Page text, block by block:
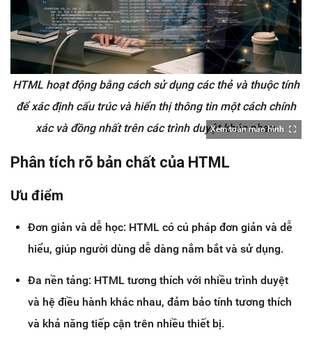
Xem toàn màn hình
HTML hoạt động bằng cách sử dụng các thẻ và thuộc tính
để xác định cấu trúc và hiển thị thông tin một cách chính
xác và đồng nhất trên các trình duyệt khác nhau.
Phân tích rõ bản chất của HTML
Ưu điểm
Đơn giản và dễ học: HTML có cú pháp đơn giản và dễ
hiểu, giúp người dùng dễ dàng nắm bắt và sử dụng.
Đa nền tảng: HTML tương thích với nhiều trình duyệt
và hệ điều hành khác nhau, đảm bảo tính tương thích
và khả năng tiếp cận trên nhiều thiết bị.